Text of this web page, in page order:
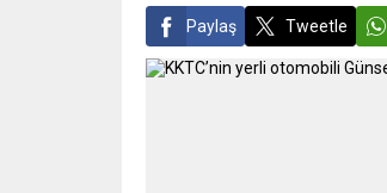
Paylaş Tweetle